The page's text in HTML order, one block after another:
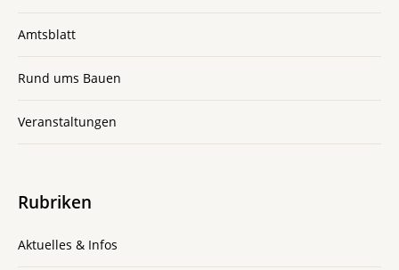
Amtsblatt
Rund ums Bauen
Veranstaltungen
Rubriken
Aktuelles & Infos